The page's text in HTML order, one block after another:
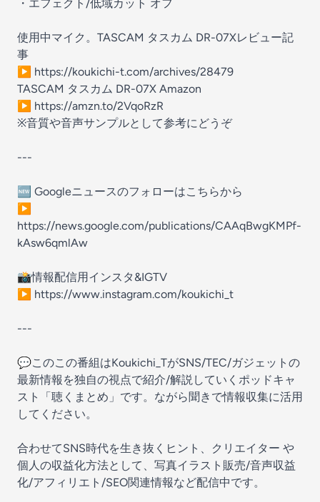
・エフェクト/低域カット オフ
使用中マイク。TASCAM タスカム DR-07Xレビュー記
事
▶︎ https://koukichi-t.com/archives/28479
TASCAM タスカム DR-07X Amazon
▶︎ https://amzn.to/2VqoRzR
※音質や音声サンプルとして参考にどうぞ
---
🆕 Googleニュースのフォローはこちらから
▶︎
https://news.google.com/publications/CAAqBwgKMPf-
kAsw6qmlAw
📸情報配信用インスタ&IGTV
▶︎ https://www.instagram.com/koukichi_t
---
💬このこの番組はKoukichi_TがSNS/TEC/ガジェットの
最新情報を独自の視点で紹介/解説していくポッドキャ
スト「聴くまとめ」です。ながら聞きで情報収集に活用
してください。
合わせてSNS時代を生き抜くヒント、クリエイター や
個人の収益化方法として、写真イラスト販売/音声収益
化/アフィリエト/SEO関連情報など配信中です。